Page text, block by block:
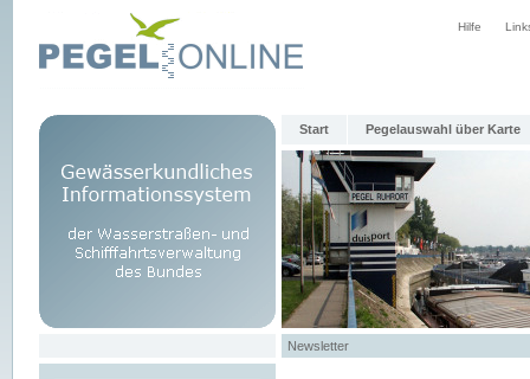
Hilfe
Start Pegelauswahl über Karte
Newsletter